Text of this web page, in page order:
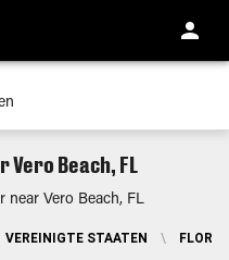
Beach, FL
near Vero Beach, FL
VEREINIGTE STAATEN \